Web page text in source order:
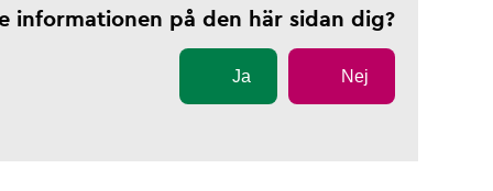
informationen på den här sidan dig?
Ja Nej